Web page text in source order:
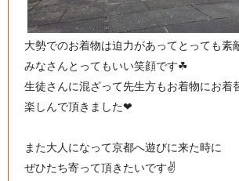
大勢でのお着物は迫力があってとっても素
みなさんとってもいい笑顔です☘
生徒さんに混ざって先生方もお着物にお着
楽しんで頂きました❤
また大人になって京都へ遊びに来た時に
ぜひたち寄って頂きたいです✌